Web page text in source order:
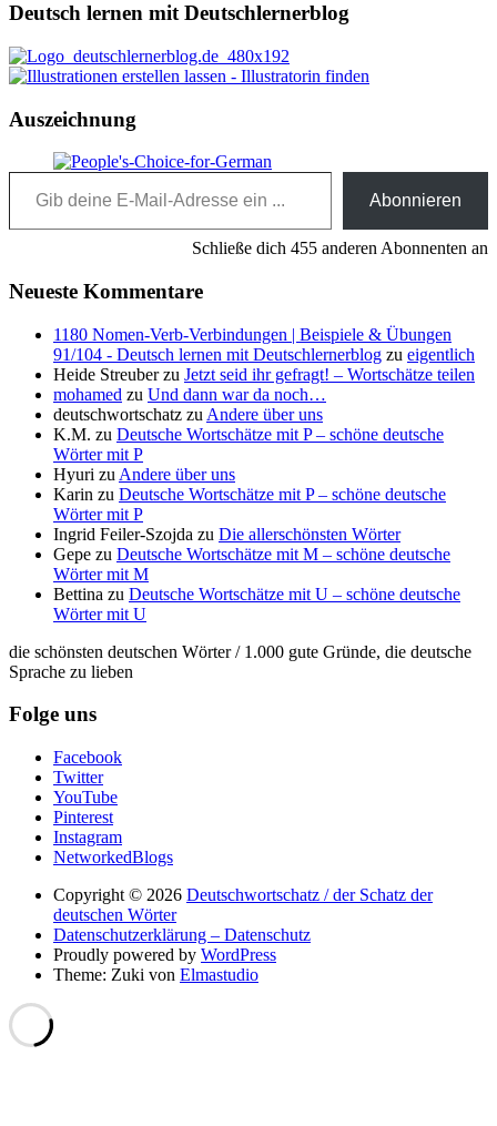
Deutsch lernen mit Deutschlernerblog
Auszeichnung
Gib deine E-Mail-Adresse ein ...
Abonnieren
Schließe dich 455 anderen Abonnenten an
Neueste Kommentare
1180 Nomen-Verb-Verbindungen | Beispiele & Übungen
91/104 - Deutsch lernen mit Deutschlernerblog zu eigentlich
Heide Streuberzu Jetzt seid ihr gefragt! – Wortschätze teilen
mohamed zu Und dann war da noch…
deutschwortschatz zu Andere über uns
K.M. zu Deutsche Wortschätze mit P – schöne deutsche
Wörter mit P
Hyuri zu Andere über uns
Karin zu Deutsche Wortschätze mit P – schöne deutsche
Wörter mit P
Ingrid Feiler-Szojda zu Die allerschönsten Wörter
Gepe zu Deutsche Wortschätze mit M – schöne deutsche
Wörter mit M
Bettina zu Deutsche Wortschätze mit U – schöne deutsche
Wörter mit U
die schönsten deutschen Wörter / 1.000 gute Gründe, die deutsche
Sprache zu lieben
Folge uns
Facebook
Twitter
YouTube
Pinterest
Instagram
NetworkedBlogs
Copyright © 2026 Deutschwortschatz / der Schatz der
deutschen Wörter
Datenschutzerklärung – Datenschutz
Proudly powered by WordPress
Theme: Zuki von Elmastudio